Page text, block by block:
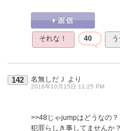
それな！ 40
142 名無しだＪ より
2016年10月15日 11:25 PM
>>48じゃjumpはどうなの？
犯罪らしき事してませんか？